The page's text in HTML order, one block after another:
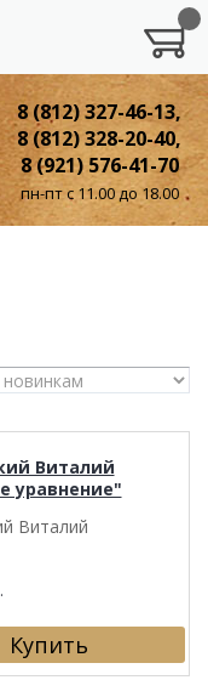
8 (812) 327-46-13,
8 (812) 328-20-40,
8 (921) 576-41-70
пн-пт с 11.00 до 18.00
Виталий
уравнение"
Виталий